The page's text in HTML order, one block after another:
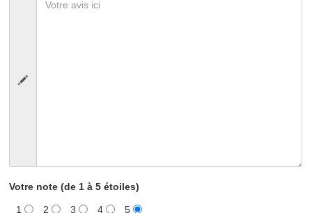
Votre note (de 1 à 5 étoiles)
1 2 3 4 5